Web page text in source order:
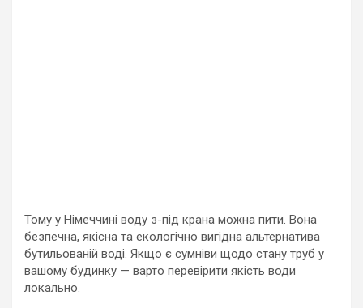
Тому у Німеччині воду з-під крана можна пити. Вона
безпечна, якісна та екологічно вигідна альтернатива
бутильованій воді. Якщо є сумніви щодо стану труб у
вашому будинку — варто перевірити якість води
локально.